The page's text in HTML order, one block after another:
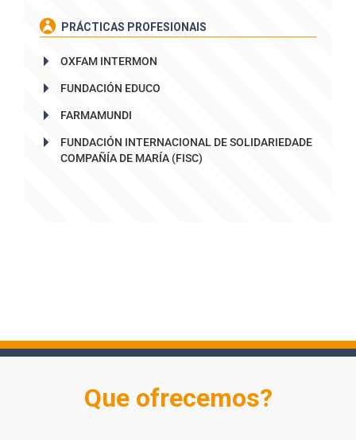
PRÁCTICAS PROFESIONAIS
OXFAM INTERMON
FUNDACIÓN EDUCO
FARMAMUNDI
FUNDACIÓN INTERNACIONAL DE SOLIDARIEDADE
COMPAÑÍA DE MARÍA (FISC)
Que ofrecemos?